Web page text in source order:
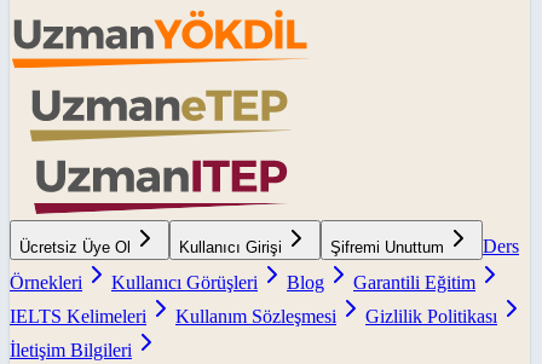
Ücretsiz Üye Ol Kullanıcı Girişi Şifremi Unuttum
Ders
Örnekleri
Kullanıcı Görüşleri Blog
Garantili Eğitim
IELTS Kelimeleri
Kullanım Sözleşmesi
Gizlilik Politikası
İletişim Bilgileri